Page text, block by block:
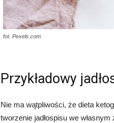
fot. Pexels.com
Przykładowy
Nie ma wątpliwości, że dieta
tworzenie jadłospisu we